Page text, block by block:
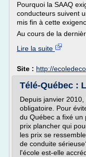
Pourquoi la SAAQ
conducteurs suivent
mis fin à cette
Au cours de la
Lire la suite
Site : http://
Télé-Québec :
Depuis janvier
obligatoire. Pour
du Québec a fixé un
prix plancher qui
les prix se
de conduite
l'école est-elle